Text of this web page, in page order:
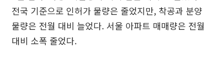
전국 기준으로 인허가 물량은 줄었지만, 착공과 분양
물량은 전월 대비 늘었다. 서울 아파트 매매량은 전월
대비 소폭 줄었다.